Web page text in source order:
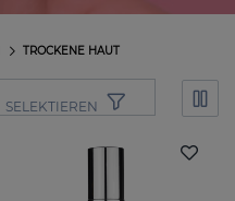
TROCKENE HAUT
SELEKTIEREN